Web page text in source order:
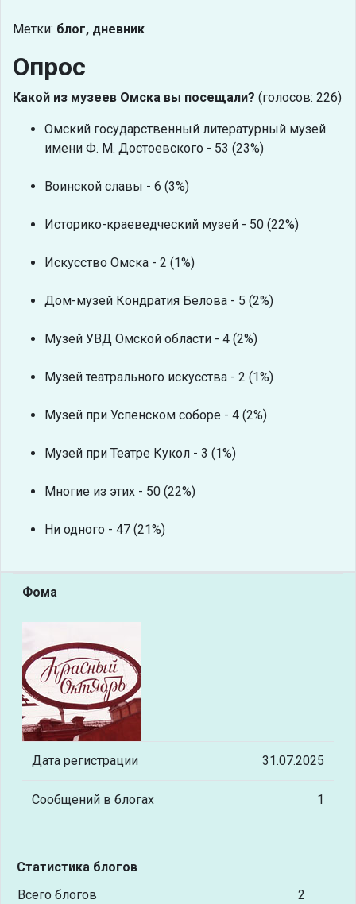
Метки: блог, дневник
Опрос
Какой из музеев Омска вы посещали? (голосов: 226)
Омский государственный литературный музей
имени Ф. М. Достоевского - 53 (23%)
Воинской славы - 6 (3%)
Историко-краеведческий музей - 50 (22%)
Искусство Омска - 2 (1%)
Дом-музей Кондратия Белова - 5 (2%)
Музей УВД Омской области - 4 (2%)
Музей театрального искусства - 2 (1%)
Музей при Успенском соборе - 4 (2%)
Музей при Театре Кукол - 3 (1%)
Многие из этих - 50 (22%)
Ни одного - 47 (21%)
Фома
Дата регистрации 31.07.2025
Сообщений в блогах 1
Статистика блогов
Всего блогов
2